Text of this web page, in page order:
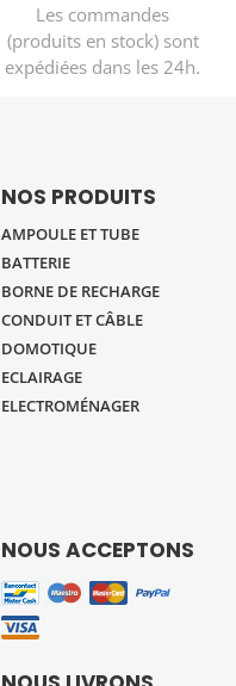
Les commandes
(produits en stock) sont
expédiées dans les 24h.
NOS PRODUITS
AMPOULE ET TUBE
BATTERIE
BORNE DE RECHARGE
CONDUIT ET CÂBLE
DOMOTIQUE
ECLAIRAGE
ELECTROMÉNAGER
NOUS ACCEPTONS